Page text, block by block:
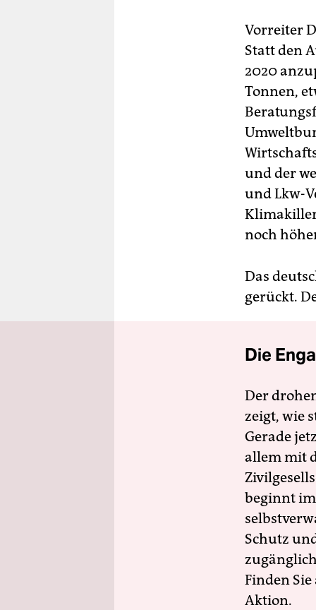
Vorreiter
Statt den
2020
Tonnen,
und der
und Lkw-
noch
Das
gerückt.
Die
Der
zeigt, wie
Gerade
allem mit
beginnt
Schutz
Finden
Aktion.